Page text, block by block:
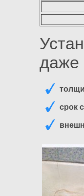
даже
срок